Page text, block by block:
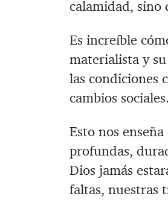
calamidad, sino
Es increíble
materialista y
las condiciones
cambios sociales.
Esto nos
profundas,
Dios jamás
faltas, nuestras